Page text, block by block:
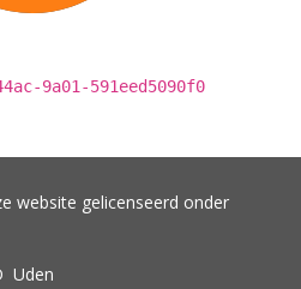
9a01-591eed5090f0
website gelicenseerd onder
Uden